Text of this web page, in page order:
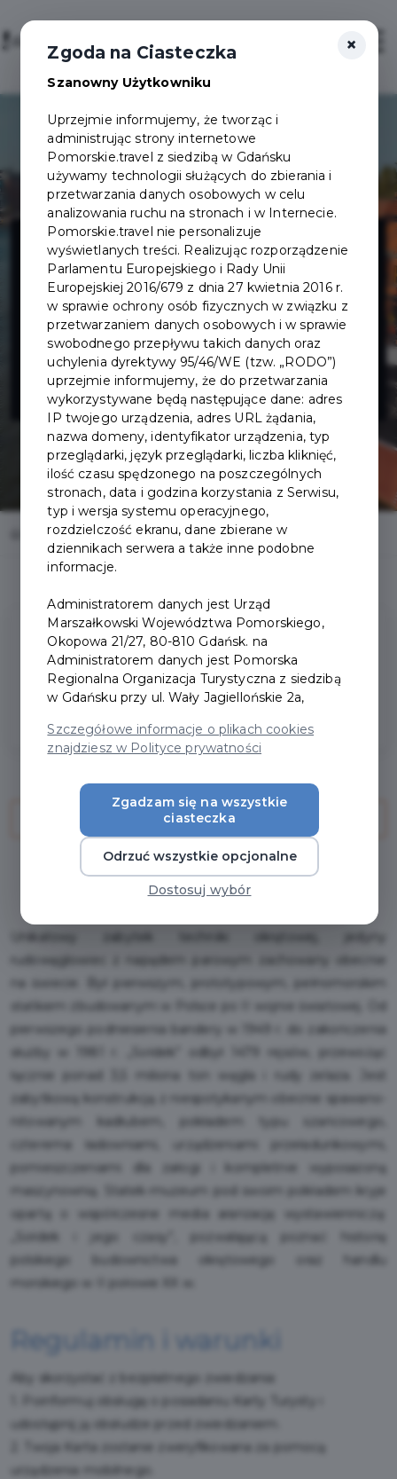
Login/Rejestracja
Narodowe
Muzeum
Morskie -
Sołdek
Home Oferty Narodowe Muzeum Morskie - Sołdek
Oferowaneusługi
Bezpłatny wstęp na Sołdka
PRZEJDŹ DO ZAKUPU
Regulamin i warunki
na świecie. Był pierwszym, prototypowym, pełnomorskim
statkiem zbudowanym w Polsce po II wojnie światowej. Od
pierwszego podniesienia bandery w 1949 r. do zakończenia
służby w 1981 r. „Sołdek” odbył 1479 rejsów, przewożąc
łącznie ponad 3,5 miliona ton węgla i rudy żelaza. Jest
zabytkową konstrukcją z niespotykanym obecnie spawano-
nitowanym kadłubem, pokładem typu szańcowego,
czterema ładowniami, urządzeniami przeładunkowymi,
pomieszczeniami dla załogi i kompletnie wyposażoną
maszynownią. Statek-muzeum pod swoim pokładem kryje
opartą o współczesne media aranżację wystawienniczą:
„Sołdek i jego czasy”, pozwalającą poznać historię
polskiego budownictwa okrętowego oraz handlu
morskiego w II połowie XX w.
Regulamin i warunki
Aby skorzystać z bezpłatnego zwiedzania:
1. Poinformuj obsługę o posiadaniu Karty Turysty i
udostępnij ją obsłudze przed zwiedzaniem.
2. Twoja Karta zostanie zweryfikowana za pomocą
urządzenia mobilnego.
×
Zgoda na Ciasteczka
Szanowny Użytkowniku
Uprzejmie informujemy, że tworząc i
administrując strony internetowe
Pomorskie.travel z siedzibą w Gdańsku
używamy technologii służących do zbierania i
przetwarzania danych osobowych w celu
analizowania ruchu na stronach i w Internecie.
Pomorskie.travel nie personalizuje
wyświetlanych treści. Realizując rozporządzenie
Parlamentu Europejskiego i Rady Unii
Europejskiej 2016/679 z dnia 27 kwietnia 2016 r.
w sprawie ochrony osób fizycznych w związku z
przetwarzaniem danych osobowych i w sprawie
swobodnego przepływu takich danych oraz
uchylenia dyrektywy 95/46/WE (tzw. „RODO”)
uprzejmie informujemy, że do przetwarzania
wykorzystywane będą następujące dane: adres
IP twojego urządzenia, adres URL żądania,
nazwa domeny, identyfikator urządzenia, typ
przeglądarki, język przeglądarki, liczba kliknięć,
ilość czasu spędzonego na poszczególnych
stronach, data i godzina korzystania z Serwisu,
typ i wersja systemu operacyjnego,
rozdzielczość ekranu, dane zbierane w
dziennikach serwera a także inne podobne
informacje.
Administratorem danych jest Urząd
Marszałkowski Województwa Pomorskiego,
Okopowa 21/27, 80-810 Gdańsk. na
Administratorem danych jest Pomorska
Regionalna Organizacja Turystyczna z siedzibą
w Gdańsku przy ul. Wały Jagiellońskie 2a,
Szczegółowe informacje o plikach cookies
znajdziesz w Polityce prywatności
Zgadzam się na wszystkie
ciasteczka
Odrzuć wszystkie opcjonalne
Dostosuj wybór